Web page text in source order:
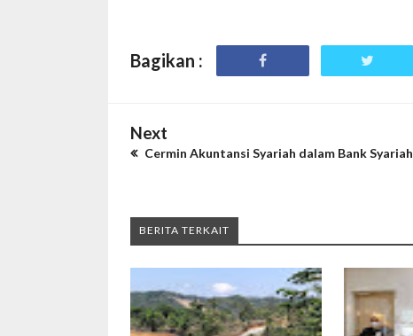
Bagikan :
Next
Cermin Akuntansi Syariah dalam Bank Syariah
BERITA TERKAIT